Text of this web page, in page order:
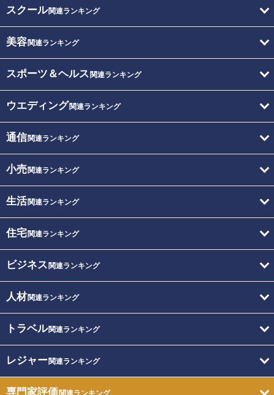
スクール関連ランキング
美容関連ランキング
スポーツ＆ヘルス 関連ランキング
ウエディング関連ランキング
通信関連ランキング
小売関連ランキング
生活関連ランキング
住宅関連ランキング
ビジネス 関連ランキング
人材関連ランキング
トラベル関連ランキング
レジャー関連ランキング
専門家評価関連ランキング